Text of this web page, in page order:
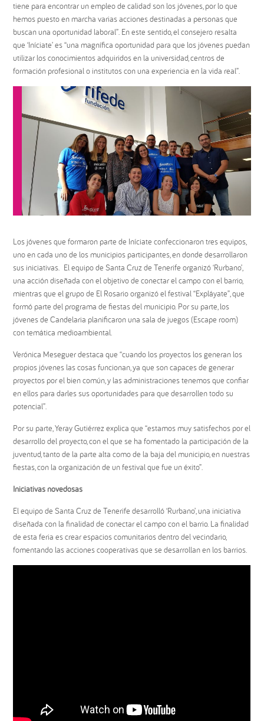
tiene para encontrar un empleo de calidad son los jóvenes, por lo que
hemos puesto en marcha varias acciones destinadas a personas que
buscan una oportunidad laboral”. En este sentido, el consejero resalta
que ‘Iníciate’ es “una magnífica oportunidad para que los jóvenes puedan
utilizar los conocimientos adquiridos en la universidad, centros de
formación profesional o institutos con una experiencia en la vida real”.
Los jóvenes que formaron parte de Iníciate confeccionaron tres equipos,
uno en cada uno de los municipios participantes, en donde desarrollaron
sus iniciativas. El equipo de Santa Cruz de Tenerife organizó ‘Rurbano’,
una acción diseñada con el objetivo de conectar el campo con el barrio,
mientras que el grupo de El Rosario organizó el festival “Expláyate”, que
formó parte del programa de fiestas del municipio. Por su parte, los
jóvenes de Candelaria planificaron una sala de juegos (Escape room)
con temática medioambiental.
Verónica Meseguer destaca que “cuando los proyectos los generan los
propios jóvenes las cosas funcionan, ya que son capaces de generar
proyectos por el bien común, y las administraciones tenemos que confiar
en ellos para darles sus oportunidades para que desarrollen todo su
potencial”.
Por su parte, Yeray Gutiérrez explica que “estamos muy satisfechos por el
desarrollo del proyecto, con el que se ha fomentado la participación de la
juventud, tanto de la parte alta como de la baja del municipio, en nuestras
fiestas, con la organización de un festival que fue un éxito”.
Iniciativas novedosas
El equipo de Santa Cruz de Tenerife desarrolló ‘Rurbano’, una iniciativa
diseñada con la finalidad de conectar el campo con el barrio. La finalidad
de esta feria es crear espacios comunitarios dentro del vecindario,
fomentando las acciones cooperativas que se desarrollan en los barrios.